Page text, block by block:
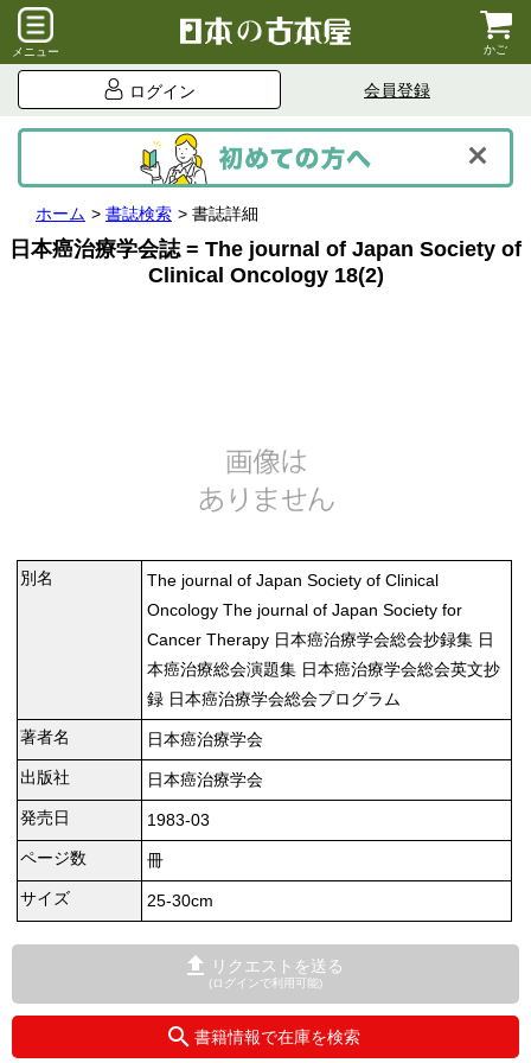
メニュー かご
ログイン 会員登録
ホーム 書誌検索 書誌詳細
日本癌治療学会誌 = The journal of Japan Society of
Clinical Oncology 18(2)
別名
The journal of Japan Society of Clinical
Oncology The journal of Japan Society for
Cancer Therapy 日本癌治療学会総会抄録集 日
本癌治療総会演題集 日本癌治療学会総会英文抄
録 日本癌治療学会総会プログラム
著者名
日本癌治療学会
出版社
日本癌治療学会
発売日
1983-03
ページ数
冊
サイズ
25-30cm
リクエストを送る
(ログインで利用可能)
書籍情報で在庫を検索